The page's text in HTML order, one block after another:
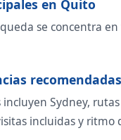
en Quito
se concentra
recomendadas
Sydney,
incluidas y ritmo